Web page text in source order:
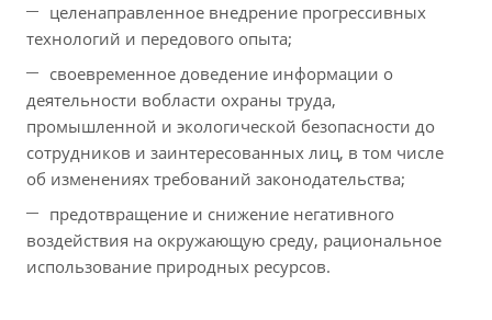
целенаправленное внедрение прогрессивных
технологий и передового опыта;
своевременное доведение информации о
деятельности вобласти охраны труда,
промышленной и экологической безопасности до
сотрудников и заинтересованных лиц, в том числе
об изменениях требований законодательства;
предотвращение и снижение негативного
воздействия на окружающую среду, рациональное
использование природных ресурсов.